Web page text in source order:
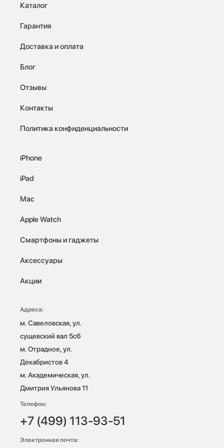
Каталог
Гарантия
Доставка и оплата
Блог
Отзывы
Контакты
Политика конфиденциальности
iPhone
iPad
Mac
Apple Watch
Смартфоны и гаджеты
Аксессуары
Акции
Адреса:
м. Савеловская, ул.
сущевский вал 5с6
м. Отрадное, ул.
Декабристов 4
м. Академическая, ул.
Дмитрия Ульянова 11
Телефон:
+7 (499) 113-93-51
Электронная почта: